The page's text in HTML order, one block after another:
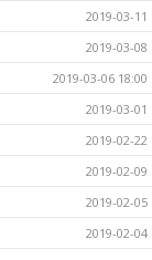
2019-03-11
2019-03-08
2019-03-06 18:00
2019-03-01
2019-02-22
2019-02-09
2019-02-05
2019-02-04